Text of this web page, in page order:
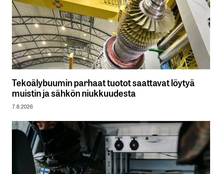
Tekoälybuumin parhaat tuotot saattavat löytyä
muistin ja sähkön niukkuudesta
7.8.2026